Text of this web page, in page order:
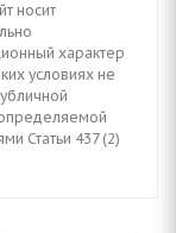
носит
характер
условиях не
Статьи 437 (2)